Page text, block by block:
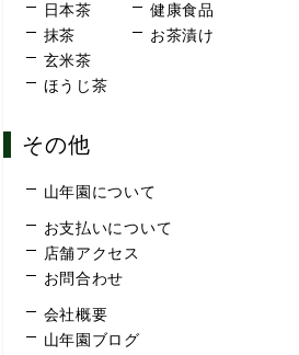
日本茶
抹茶
玄米茶
ほうじ茶
健康食品
お茶漬け
その他
山年園について
お支払いについて
店舗アクセス
お問合わせ
会社概要
山年園ブログ